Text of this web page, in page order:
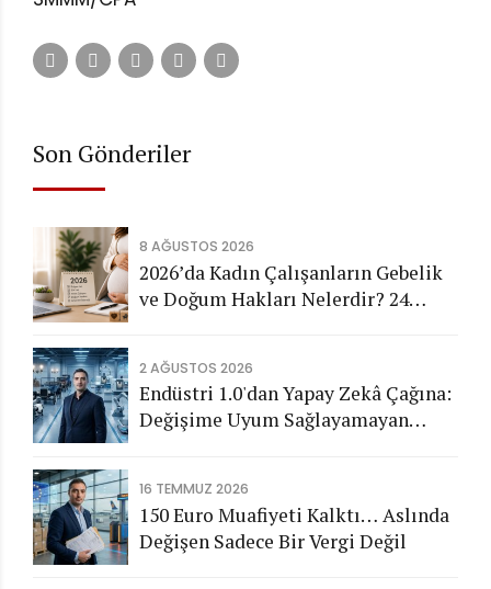
Son Gönderiler
8 AĞUSTOS 2026
2026’da Kadın Çalışanların Gebelik
ve Doğum Hakları Nelerdir? 24
2 AĞUSTOS 2026
Endüstri 1.0'dan Yapay Zekâ Çağına:
Değişime Uyum Sağlayamayan
16 TEMMUZ 2026
150 Euro Muafiyeti Kalktı… Aslında
Değişen Sadece Bir Vergi Değil